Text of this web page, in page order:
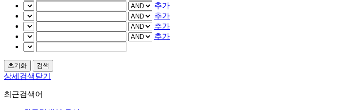
추가
추가
추가
추가
상세검색닫기
최근검색어